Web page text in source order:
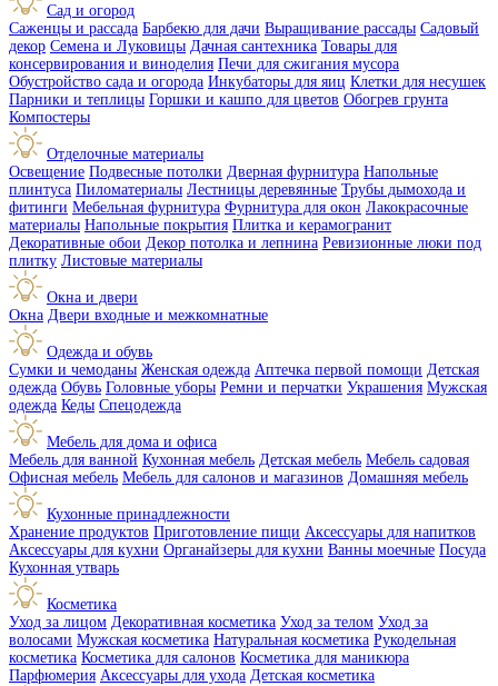
Сад и огород
Саженцы и рассада Барбекю для дачи Выращивание рассады Садовый
декор Семена и Луковицы Дачная сантехника Товары для
консервирования и виноделия Печи для сжигания мусора
Обустройство сада и огорода Инкубаторы для яиц Клетки для несушек
Парники и теплицы Горшки и кашпо для цветов Обогрев грунта
Компостеры
Отделочные материалы
Освещение Подвесные потолки Дверная фурнитура Напольные
плинтуса Пиломатериалы Лестницы деревянные Трубы дымохода и
фитинги Мебельная фурнитура Фурнитура для окон Лакокрасочные
материалы Напольные покрытия Плитка и керамогранит
Декоративные обои Декор потолка и лепнина Ревизионные люки под
плитку Листовые материалы
Окна и двери
Окна Двери входные и межкомнатные
Одежда и обувь
Сумки и чемоданы Женская одежда Аптечка первой помощи Детская
одежда Обувь Головные уборы Ремни и перчатки Украшения Мужская
одежда Кеды Спецодежда
Мебель для дома и офиса
Мебель для ванной Кухонная мебель Детская мебель Мебель садовая
Офисная мебель Мебель для салонов и магазинов Домашняя мебель
Кухонные принадлежности
Хранение продуктов Приготовление пищи Аксессуары для напитков
Аксессуары для кухни Органайзеры для кухни Ванны моечные Посуда
Кухонная утварь
Косметика
Уход за лицом Декоративная косметика Уход за телом Уход за
волосами Мужская косметика Натуральная косметика Рукодельная
косметика Косметика для салонов Косметика для маникюра
Парфюмерия Аксессуары для ухода Детская косметика